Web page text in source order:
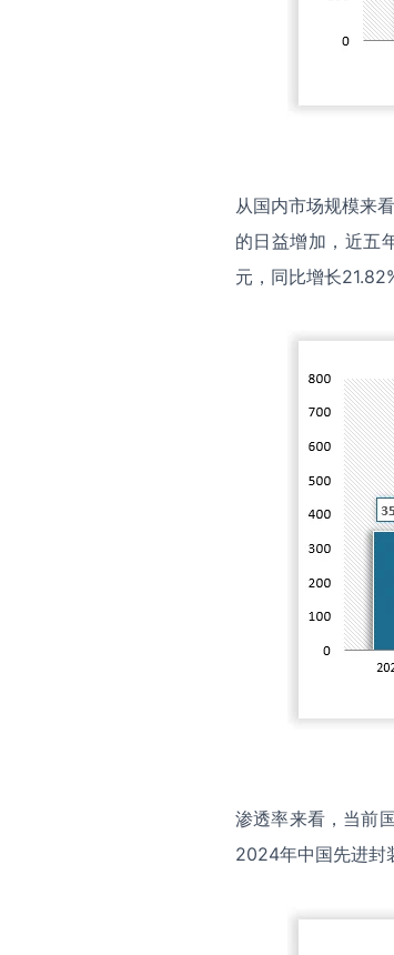
从国内市场规模来
的日益增加，近五
元，同比增长
渗透率来看，当前
2024年中国先进封